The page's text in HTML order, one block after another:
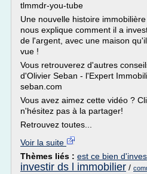
tlmmdr-you-tube
Une nouvelle histoire
nous explique comment il a
de l'argent, avec une maison
vue !
Vous retrouverez d'autres
d'Olivier Seban - l'Expert
seban.com
Vous avez aimez cette vidéo ?
n'hésitez pas à la partager!
Retrouvez toutes...
Voir la suite
Thèmes liés : est ce bien
investir ds l immobilier /